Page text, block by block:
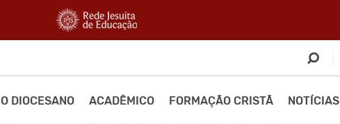
O DIOCESANO ACADÊMICO FORMAÇÃO CRISTÃ NOTÍCIAS